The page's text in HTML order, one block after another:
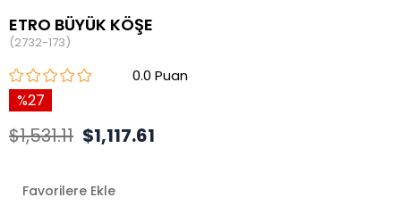
ETRO BÜYÜK KÖŞE
(2732-173)
0.0
27
$1,531.11 $1,117.61
Favorilere Ekle